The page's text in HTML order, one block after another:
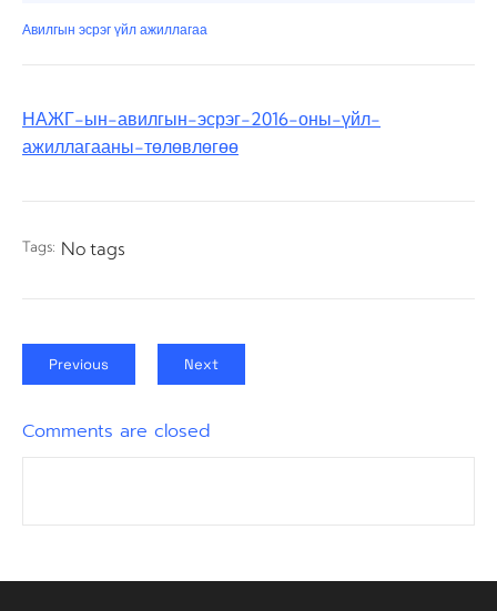
Авилгын эсрэг үйл ажиллагаа
НАЖГ-ын-авилгын-эсрэг-2016-оны-үйл-
ажиллагааны-төлөвлөгөө
Tags: No tags
Previous Next
Comments are closed